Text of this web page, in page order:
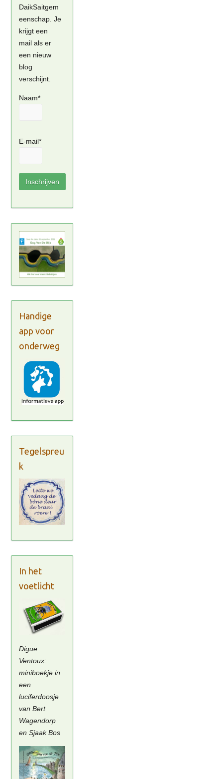
DaikSaitgem
eenschap. Je
krijgt een
mail als er
een nieuw
blog
verschijnt.
Naam*
E-mail*
Handige
app voor
onderweg
Tegelspreu
k
In het
voetlicht
Digue
Ventoux:
miniboekje in
een
luciferdoosje
van Bert
Wagendorp
en Sjaak Bos